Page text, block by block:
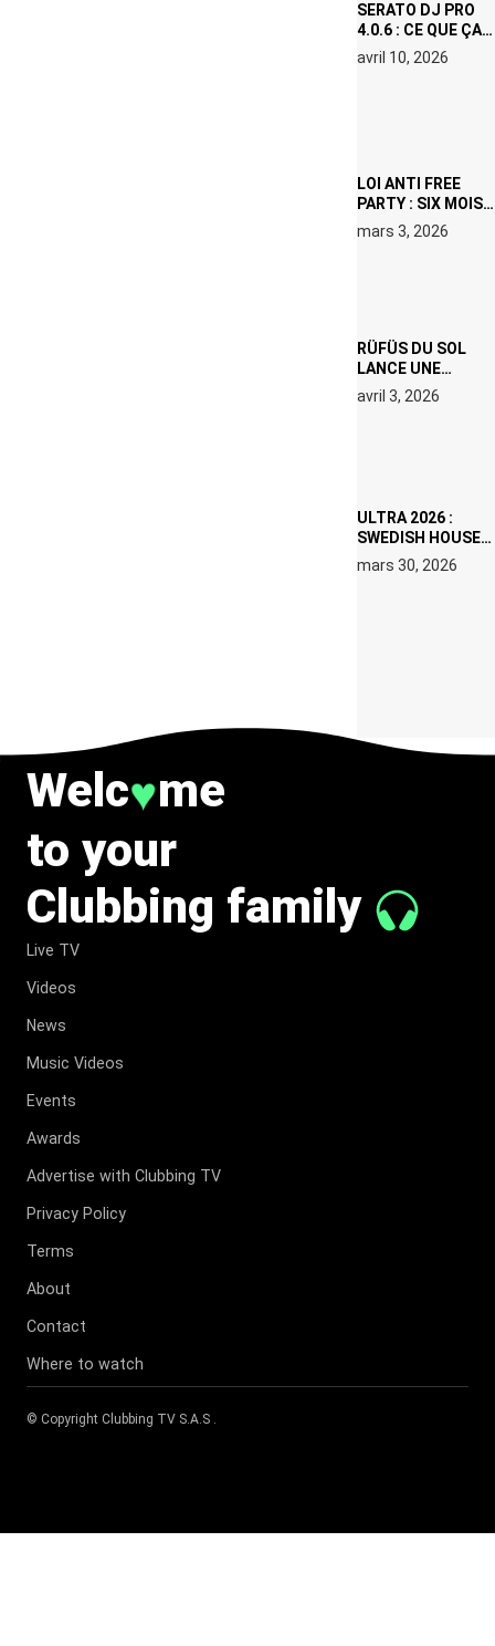
SERATO DJ PRO
4.0.6 : CE QUE ÇA
CHANGE, MÊME SI
VOUS N’ÊTES NI
avril 10, 2026
LOI ANTI FREE
PARTY : SIX MOIS
DE PRISON ET 5
000 € D’AMENDE
mars 3, 2026
RÜFÜS DU SOL
LANCE UNE
RÉSIDENCE DJ
SET DE QUATRE
avril 3, 2026
ULTRA 2026 :
SWEDISH HOUSE
MAFIA RETROUVE
ERIC PRYDZ DANS
mars 30, 2026
Welc♥me
to your
Clubbing family
Live TV
Videos
News
Music Videos
Events
Awards
Advertise with Clubbing TV
Privacy Policy
Terms
About
Contact
Where to watch
© Copyright Clubbing TV S.A.S .